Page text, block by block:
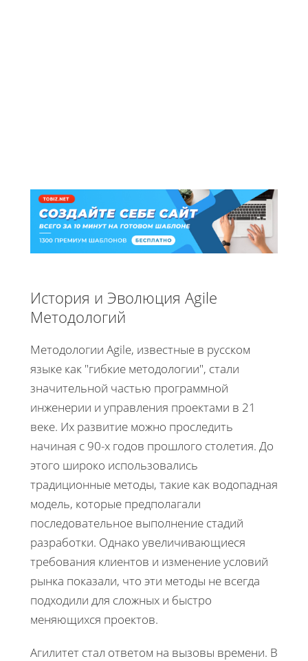
История и Эволюция Agile
Методологий
Методологии Agile, известные в русском
языке как "гибкие методологии", стали
значительной частью программной
инженерии и управления проектами в 21
веке. Их развитие можно проследить
начиная с 90-х годов прошлого столетия. До
этого широко использовались
традиционные методы, такие как водопадная
модель, которые предполагали
последовательное выполнение стадий
разработки. Однако увеличивающиеся
требования клиентов и изменение условий
рынка показали, что эти методы не всегда
подходили для сложных и быстро
меняющихся проектов.
Агилитет стал ответом на вызовы времени. В